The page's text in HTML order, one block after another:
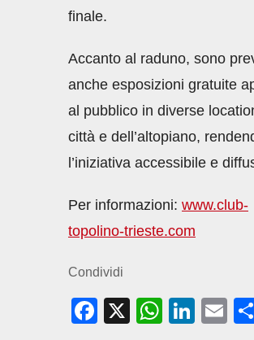
finale.
Accanto al raduno, sono
anche esposizioni gratuite
al pubblico in diverse
città e dell’altopiano,
l’iniziativa accessibile e
Per informazioni: www.club-
topolino-trieste.com
Condividi
F
X
W
Li
E